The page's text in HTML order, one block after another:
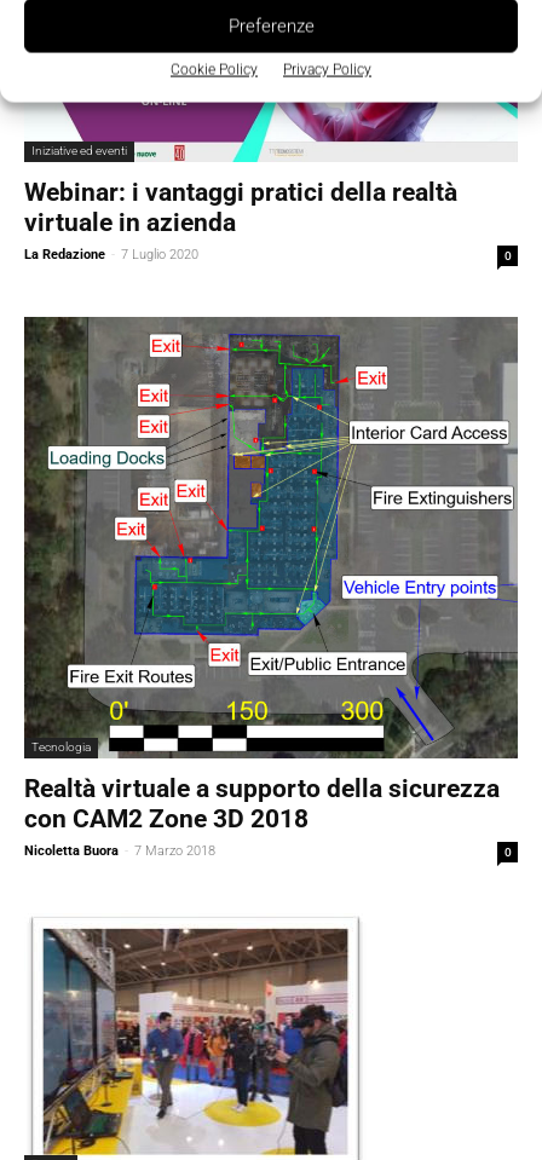
Preferenze
Cookie Policy Privacy Policy
Iniziative ed eventi
Webinar: i vantaggi pratici della realtà
virtuale in azienda
La Redazione - 7 Luglio 2020 0
Tecnologia
Realtà virtuale a supporto della sicurezza
con CAM2 Zone 3D 2018
Nicoletta Buora - 7 Marzo 2018 0